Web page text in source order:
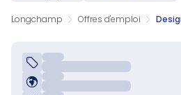
Longchamp Offres d'emploi